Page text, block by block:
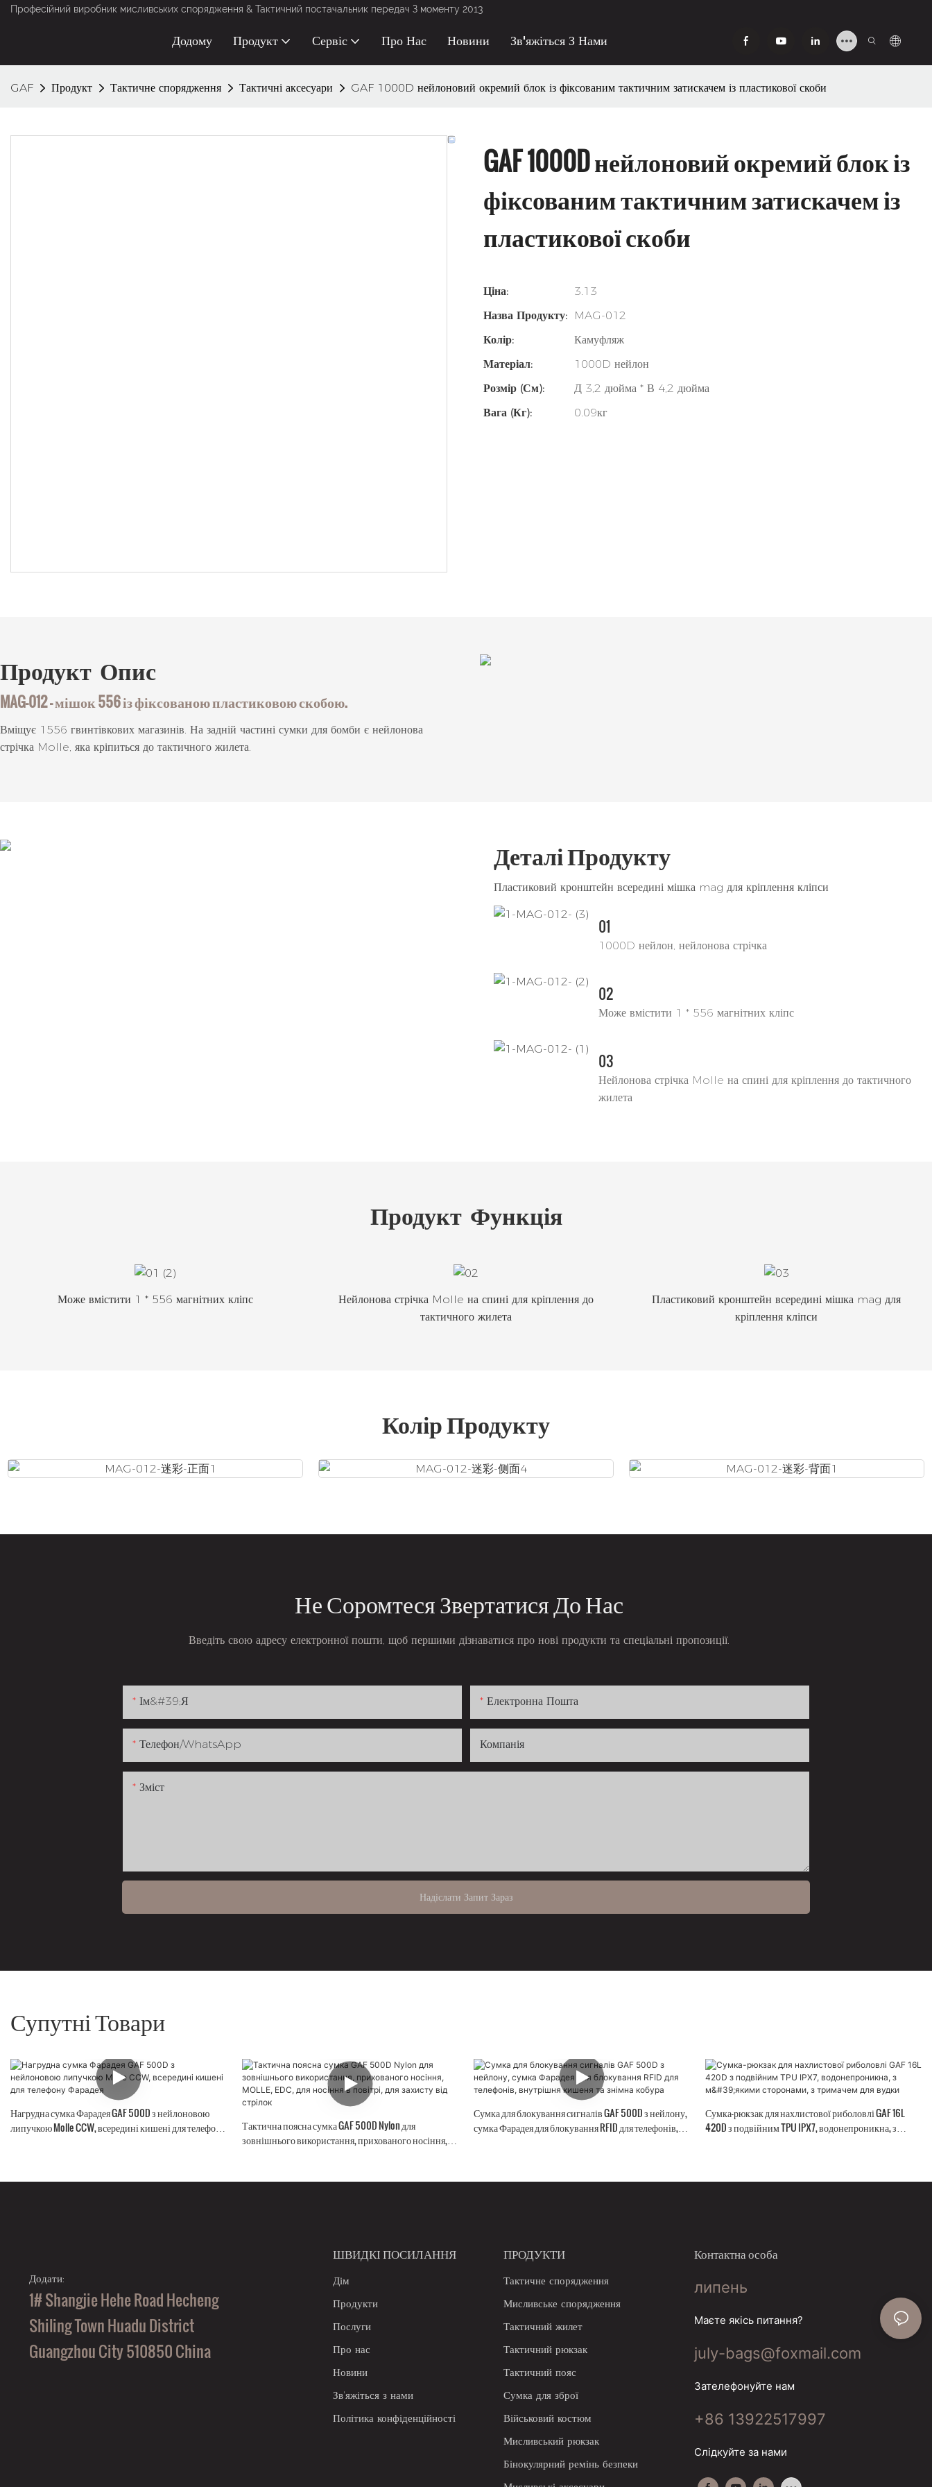
Професійний виробник мисливських спорядження & Тактичний постачальник передач З моменту 2013
Додому Продукт Сервіс Про Нас Новини Зв'яжіться З Нами
GAF Продукт Тактичне спорядження Тактичні аксесуари GAF 1000D нейлоновий окремий блок із фіксованим тактичним затискачем із пластикової скоби
GAF 1000D нейлоновий окремий блок із
фіксованим тактичним затискачем із
пластикової скоби
Ціна:
3.13
Назва Продукту:
MAG-012
Колір:
Камуфляж
Матеріал:
1000D нейлон
Розмір (см):
Д 3,2 дюйма * В 4,2 дюйма
Вага (кг):
0.09кг
Продукт Опис
MAG-012 — мішок 556 із фіксованою пластиковою скобою.
Вміщує 1556 гвинтівкових магазинів. На задній частині сумки для бомби є нейлонова
стрічка Molle, яка кріпиться до тактичного жилета.
Деталі Продукту
Пластиковий кронштейн всередині мішка mag для кріплення кліпси
01
1000D нейлон, нейлонова стрічка
02
Може вмістити 1 * 556 магнітних кліпс
03
Нейлонова стрічка Molle на спині для кріплення до тактичного
жилета
Продукт Функція
Може вмістити 1 * 556 магнітних кліпс
Нейлонова стрічка Molle на спині для кріплення до
тактичного жилета
Пластиковий кронштейн всередині мішка mag для
кріплення кліпси
Колір Продукту
Не Соромтеся Звертатися До Нас
Введіть свою адресу електронної пошти, щоб першими дізнаватися про нові продукти та спеціальні пропозиції.
Ім&#39;я Електронна Пошта
Телефон/WhatsApp Компанія
Зміст
Надіслати Запит Зараз
Супутні Товари
Нагрудна сумка Фарадея GAF 500D з нейлоновою
липучкою Molle CCW, всередині кишені для телефону
Тактична поясна сумка GAF 500D Nylon для
зовнішнього використання, прихованого носіння,
Сумка для блокування сигналів GAF 500D з нейлону,
сумка Фарадея для блокування RFID для телефонів,
Сумка-рюкзак для нахлистової риболовлі GAF 16L
420D з подвійним TPU IPX7, водонепроникна, з
Додати:
1# Shangjie Hehe Road Hecheng
Shiling Town Huadu District
Guangzhou City 510850 China
ШВИДКІ ПОСИЛАННЯ
Дім
Продукти
Послуги
Про нас
Новини
Зв'яжіться з нами
Політика конфіденційності
ПРОДУКТИ
Тактичне спорядження
Мисливське спорядження
Тактичний жилет
Тактичний рюкзак
Тактичний пояс
Сумка для зброї
Військовий костюм
Мисливський рюкзак
Бінокулярний ремінь безпеки
Контактна особа
липень
Маєте якісь питання?
july-bags@foxmail.com
Зателефонуйте нам
+86 13922517997
Слідкуйте за нами